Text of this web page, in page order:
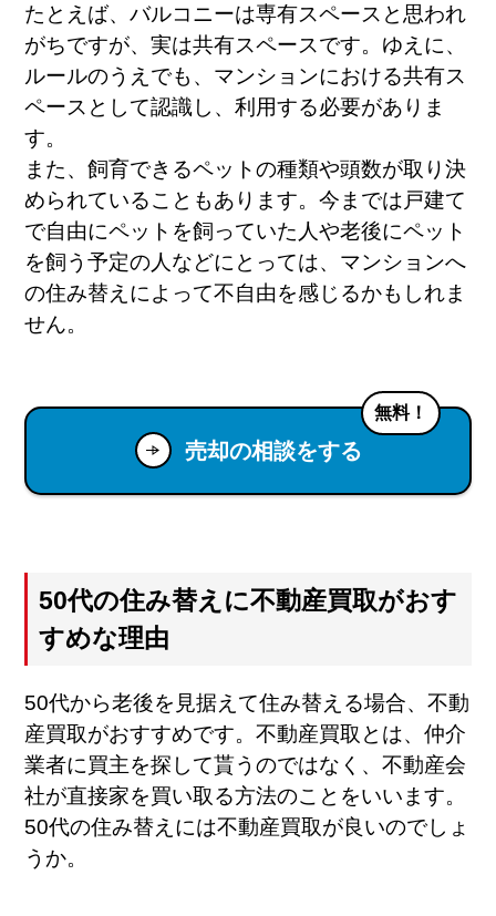
たとえば、バルコニーは専有スペースと思われ
がちですが、実は共有スペースです。ゆえに、
ルールのうえでも、マンションにおける共有ス
ペースとして認識し、利用する必要がありま
す。
また、飼育できるペットの種類や頭数が取り決
められていることもあります。今までは戸建て
で自由にペットを飼っていた人や老後にペット
を飼う予定の人などにとっては、マンションへ
の住み替えによって不自由を感じるかもしれま
せん。
売却の相談をする
無料！
50代の住み替えに不動産買取がおす
すめな理由
50代から老後を見据えて住み替える場合、不動
産買取がおすすめです。不動産買取とは、仲介
業者に買主を探して貰うのではなく、不動産会
社が直接家を買い取る方法のことをいいます。
50代の住み替えには不動産買取が良いのでしょ
うか。